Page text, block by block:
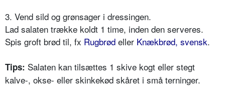
3. Vend sild og grønsager i dressingen.
Lad salaten trække koldt 1 time, inden den serveres.
Spis groft brød til, fx Rugbrød eller Knækbrød, svensk.
Tips: Salaten kan tilsættes 1 skive kogt eller stegt
kalve-, okse- eller skinkekød skåret i små terninger.